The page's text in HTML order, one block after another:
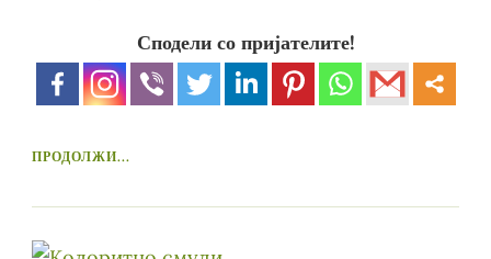
Сподели со пријателите!
ПРОДОЛЖИ...